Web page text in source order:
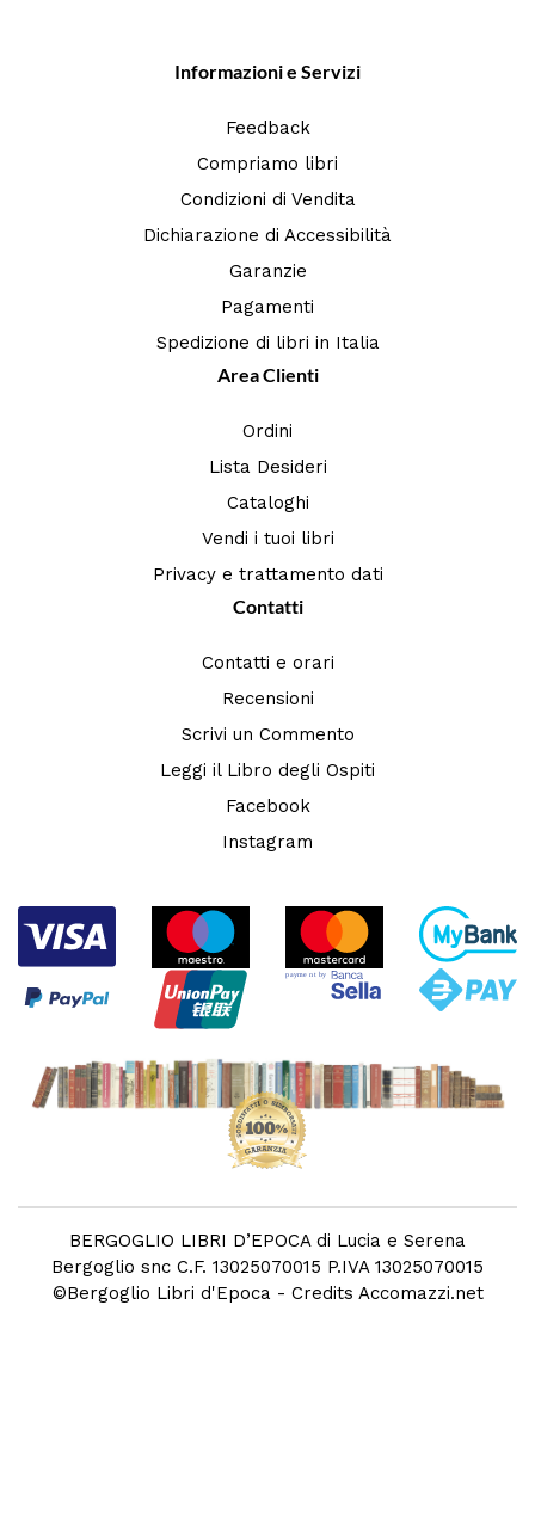
Informazioni e Servizi
Feedback
Compriamo libri
Condizioni di Vendita
Dichiarazione di Accessibilità
Garanzie
Pagamenti
Spedizione di libri in Italia
Area Clienti
Ordini
Lista Desideri
Cataloghi
Vendi i tuoi libri
Privacy e trattamento dati
Contatti
Contatti e orari
Recensioni
Scrivi un Commento
Leggi il Libro degli Ospiti
Facebook
Instagram
BERGOGLIO LIBRI D’EPOCA di Lucia e Serena
Bergoglio snc C.F. 13025070015 P.IVA 13025070015
©Bergoglio Libri d'Epoca - Credits Accomazzi.net